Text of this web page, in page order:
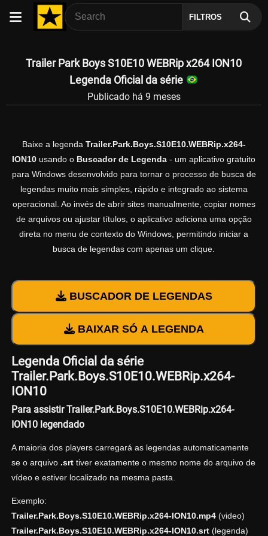
FILTROS
Trailer Park Boys S10E10 WEBRip x264 ION10
Legenda Oficial da série
Publicado há 9 meses
Baixe a legenda Trailer.Park.Boys.S10E10.WEBRip.x264-
ION10 usando o Buscador de Legenda - um aplicativo gratuito
para Windows desenvolvido para tornar o processo de busca de
legendas muito mais simples, rápido e integrado ao sistema
operacional. Ao invés de abrir sites manualmente, copiar nomes
de arquivos ou ajustar títulos, o aplicativo adiciona uma opção
direta no menu de contexto do Windows, permitindo iniciar a
busca de legendas com apenas um clique.
BUSCADOR DE LEGENDAS
BAIXAR SÓ A LEGENDA
Legenda Oficial da série
Trailer.Park.Boys.S10E10.WEBRip.x264-
ION10
Para assistir Trailer.Park.Boys.S10E10.WEBRip.x264-
ION10 legendado
A maioria dos players carregará as legendas automaticamente
se o arquivo .srttiver exatamente o mesmo nome do arquivo de
vídeo e estiver localizado na mesma pasta.
Exemplo:
Trailer.Park.Boys.S10E10.WEBRip.x264-ION10.mp4(video)
Trailer.Park.Boys.S10E10.WEBRip.x264-ION10.srt(legenda)